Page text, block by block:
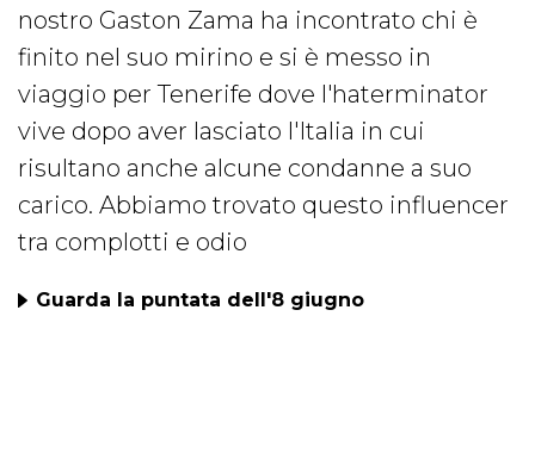
nostro Gaston Zama ha incontrato chi è
finito nel suo mirino e si è messo in
viaggio per Tenerife dove l'haterminator
vive dopo aver lasciato l'Italia in cui
risultano anche alcune condanne a suo
carico. Abbiamo trovato questo influencer
tra complotti e odio
Guarda la puntata dell'8 giugno